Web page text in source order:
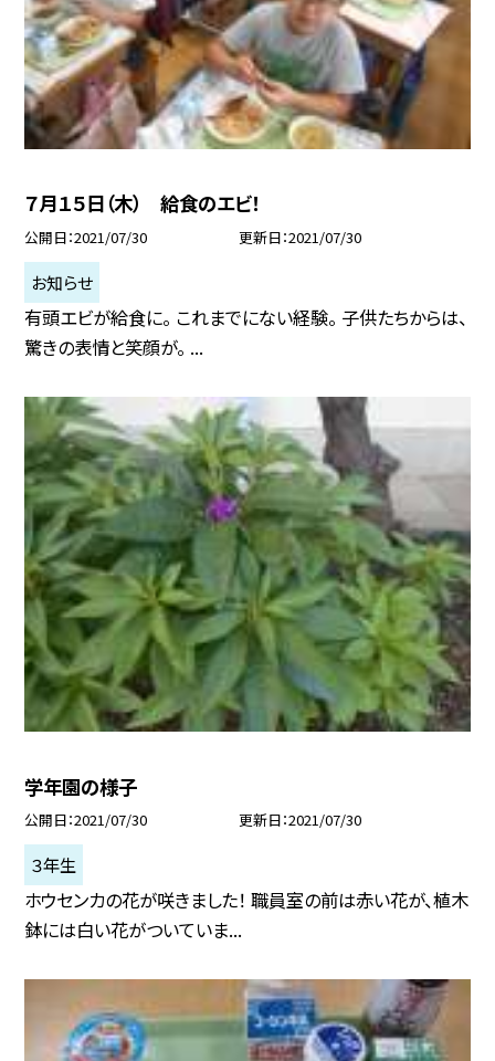
７月１５日（木） 給食のエビ！
公開日 2021/07/30 更新日 2021/07/30
お知らせ
有頭エビが給食に。 これまでにない経験。 子供たちからは、
驚きの表情と笑顔が。 ...
学年園の様子
公開日 2021/07/30 更新日 2021/07/30
３年生
ホウセンカの花が咲きました！ 職員室の前は赤い花が、植木
鉢には白い花がついていま...